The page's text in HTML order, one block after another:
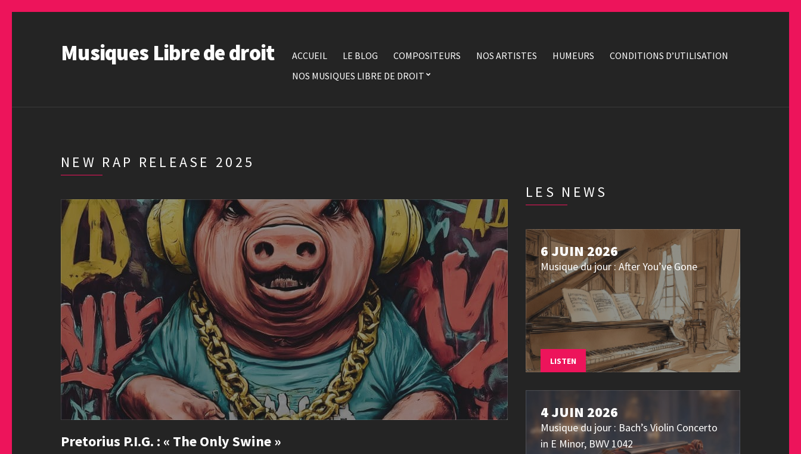
Musiques Libre de droit ACCUEIL LE BLOG COMPOSITEURS NOS ARTISTES HUMEURS
CONDITIONS D’UTILISATION
NOS MUSIQUES LIBRE DE DROIT
NEW RAP RELEASE 2025
Pretorius P.I.G. : « The Only Swine »
LES NEWS
6 JUIN 2026
Musique du jour : After You’ve Gone
LISTEN
4 JUIN 2026
Musique du jour : Bach’s Violin Concerto
in E Minor, BWV 1042